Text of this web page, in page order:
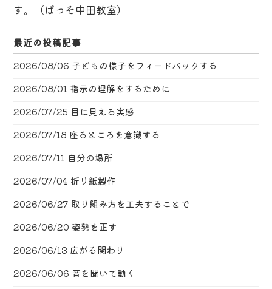
す。（ぱっそ中田教室）
最近の投稿記事
2026/08/06 子どもの様子をフィードバックする
2026/08/01 指示の理解をするために
2026/07/25 目に見える実感
2026/07/18 座るところを意識する
2026/07/11 自分の場所
2026/07/04 折り紙製作
2026/06/27 取り組み方を工夫することで
2026/06/20 姿勢を正す
2026/06/13 広がる関わり
2026/06/06 音を聞いて動く